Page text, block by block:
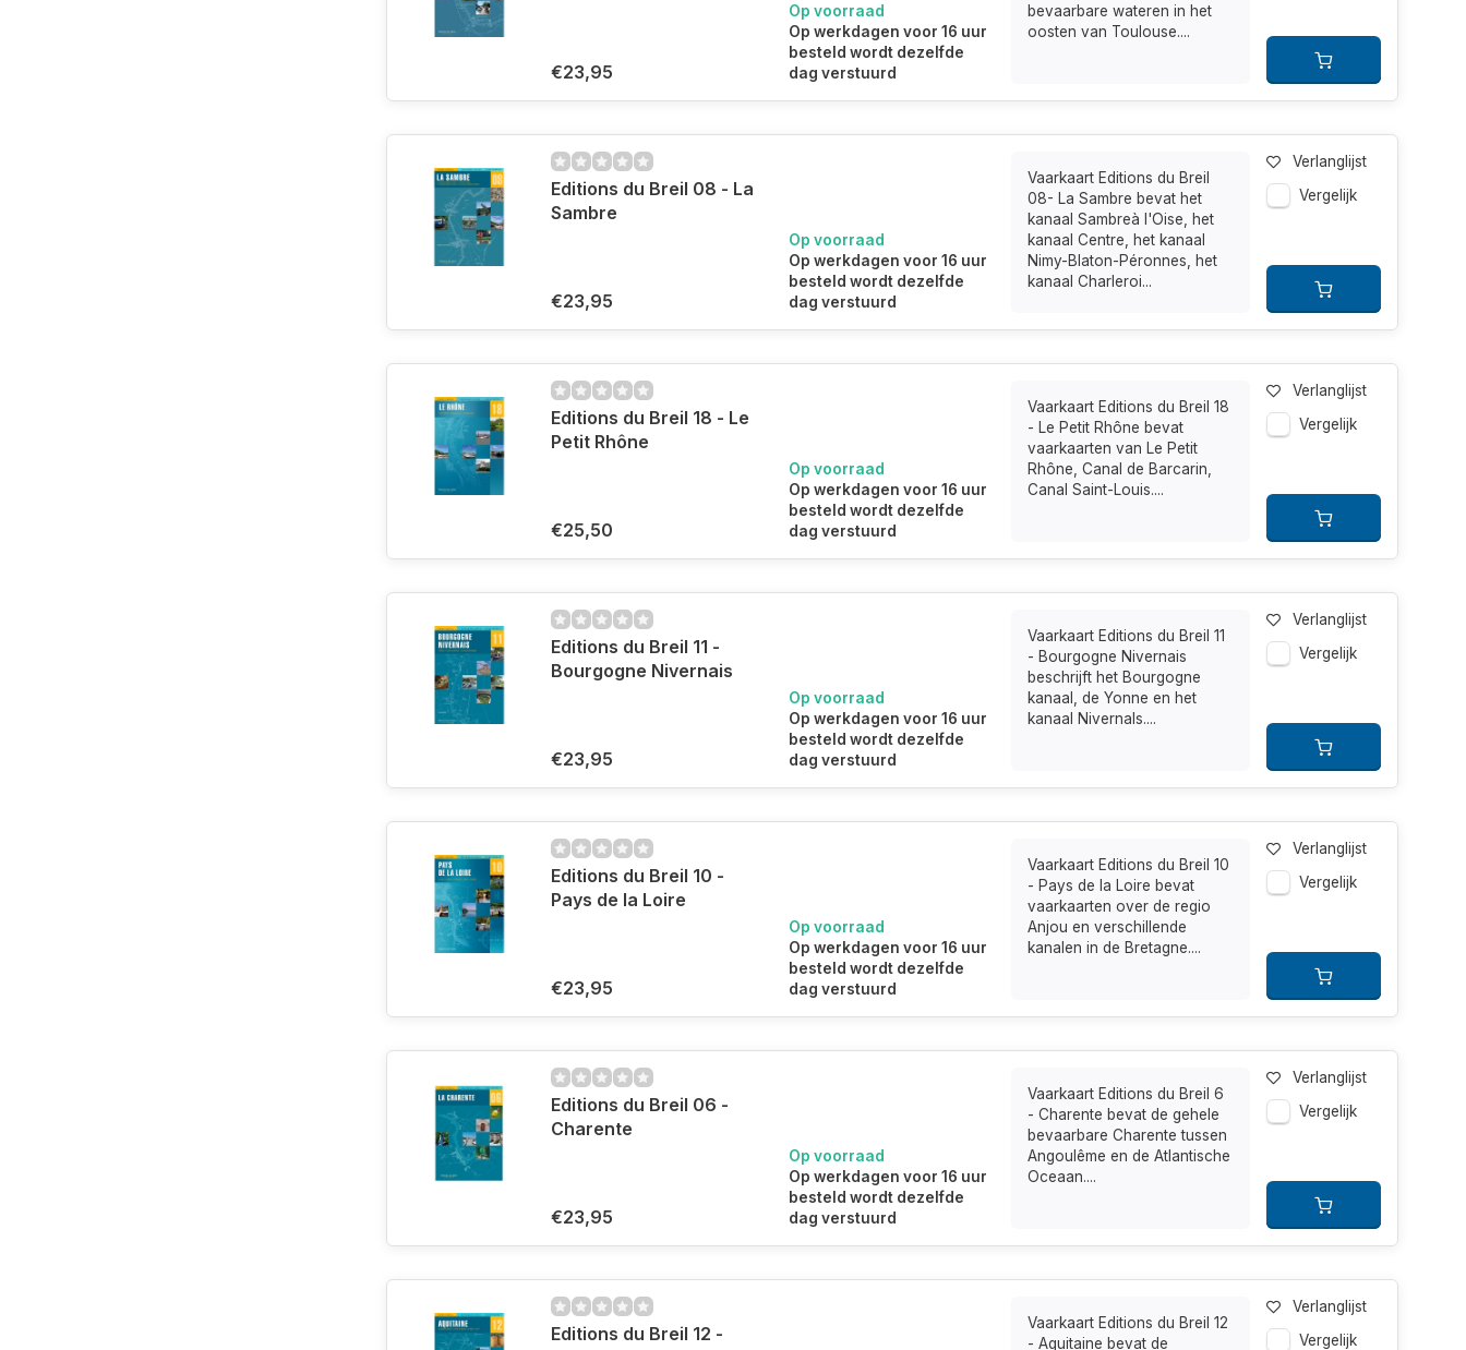
€23,95
Op voorraad
Op werkdagen voor 16 uur
besteld wordt dezelfde
dag verstuurd
bevaarbare wateren in het
oosten van Toulouse....
Editions du Breil 08 - La
Sambre
€23,95
Op voorraad
Op werkdagen voor 16 uur
besteld wordt dezelfde
dag verstuurd
Vaarkaart Editions du Breil
08- La Sambre bevat het
kanaal Sambreà l'Oise, het
kanaal Centre, het kanaal
Nimy-Blaton-Péronnes, het
kanaal Charleroi...
Verlanglijst
Vergelijk
Editions du Breil 18 - Le
Petit Rhône
€25,50
Op voorraad
Op werkdagen voor 16 uur
besteld wordt dezelfde
dag verstuurd
Vaarkaart Editions du Breil 18
- Le Petit Rhône bevat
vaarkaarten van Le Petit
Rhône, Canal de Barcarin,
Canal Saint-Louis....
Verlanglijst
Vergelijk
Editions du Breil 11 -
Bourgogne Nivernais
€23,95
Op voorraad
Op werkdagen voor 16 uur
besteld wordt dezelfde
dag verstuurd
Vaarkaart Editions du Breil 11
- Bourgogne Nivernais
beschrijft het Bourgogne
kanaal, de Yonne en het
kanaal Nivernals....
Verlanglijst
Vergelijk
Editions du Breil 10 -
Pays de la Loire
€23,95
Op voorraad
Op werkdagen voor 16 uur
besteld wordt dezelfde
dag verstuurd
Vaarkaart Editions du Breil 10
- Pays de la Loire bevat
vaarkaarten over de regio
Anjou en verschillende
kanalen in de Bretagne....
Verlanglijst
Vergelijk
Editions du Breil 06 -
Charente
€23,95
Op voorraad
Op werkdagen voor 16 uur
besteld wordt dezelfde
dag verstuurd
Vaarkaart Editions du Breil 6
- Charente bevat de gehele
bevaarbare Charente tussen
Angoulême en de Atlantische
Oceaan....
Verlanglijst
Vergelijk
Editions du Breil 12 -
Vaarkaart Editions du Breil 12
- Aquitaine bevat de
Verlanglijst
Vergelijk